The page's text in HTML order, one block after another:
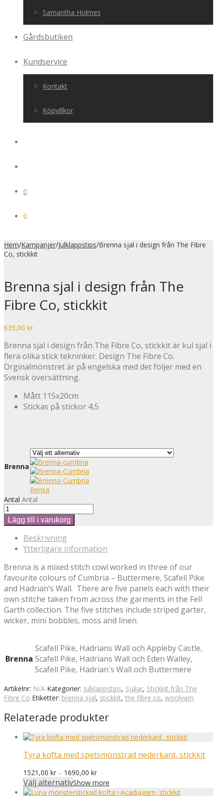
Samantha Holmes
Gårdsbutiken
Kundservice
Kontakt
Köpvillkor
0
0
Hem/Kampanjer/Julklappstips/Brenna sjal i design från The Fibre
Co, stickkit
Brenna sjal i design från The
Fibre Co, stickkit
635,00 kr
Brenna sjal i design från The Fibre Co, stickkit är kul sjal i
flera olika stick tekninker. Design The Fibre Co.
Orginalmönstret är på engelska med det följer med en
Svensk översättning.
Mått 115x20cm
Stickas på stickor 4,5
Brenna
Rensa
Antal Antal
Lägg till i varukorg
Beskrivning
Ytterligare information
Brenna is a mixed stitch cowl worked in three of our
favourite colours of Cumbria – Buttermere, Scafell Pike
and Hadrian’s Wall. There are five panels each with their
own stitche taken from across the garments in the Fell
Garth collection. The five stitches include striped garter,
wicker, mini bobbles, moss and linen.
Brenna
Scafell Pike, Hadrians Wall och Appleby Castle,
Scafell Pike, Hadrians Wall och Eden Walley,
Scafell Pike, Hadrian´s Wall och Buttermere
Artikelnr: N/A Kategorier: Julklappstips, Sjalar, Stickkit från The
Fibre Co Etiketter: brenna sjal, stickkit, the fibre co, woolyarn
Relaterade produkter
Tyra kofta med spetsmönstrad nederkant, stickkit
1521,00 kr – 1690,00 krPrisintervall:
1521,00 kr
till
Välj alternativShow more